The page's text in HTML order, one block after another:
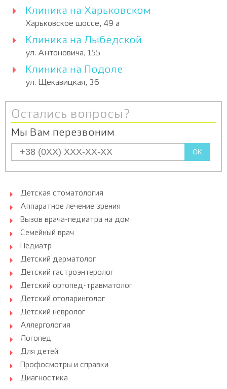
Клиника на Харьковском
Харьковское шоссе, 49 а
Клиника на Лыбедской
ул. Антоновича, 155
Клиника на Подоле
ул. Щекавицкая, 36
Остались вопросы?
Мы Вам перезвоним
OK
Детская стоматология
Аппаратное лечение зрения
Вызов врача-педиатра на дом
Семейный врач
Педиатр
Детский дерматолог
Детский гастроэнтеролог
Детский ортопед-травматолог
Детский отоларинголог
Детский невролог
Аллергология
Логопед
Для детей
Профосмотры и справки
Диагностика